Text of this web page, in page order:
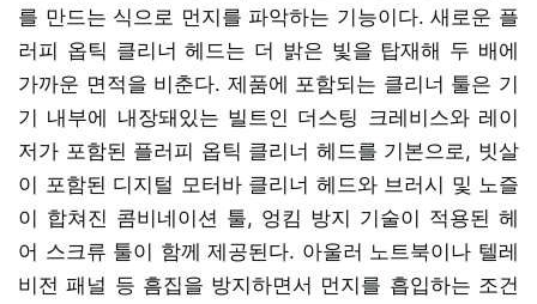
를 만드는 식으로 먼지를 파악하는 기능이다. 새로운 플
러피 옵틱 클리너 헤드는 더 밝은 빛을 탑재해 두 배에
가까운 면적을 비춘다. 제품에 포함되는 클리너 툴은 기
기 내부에 내장돼있는 빌트인 더스팅 크레비스와 레이
저가 포함된 플러피 옵틱 클리너 헤드를 기본으로, 빗살
이 포함된 디지털 모터바 클리너 헤드와 브러시 및 노즐
이 합쳐진 콤비네이션 툴, 엉킴 방지 기술이 적용된 헤
어 스크류 툴이 함께 제공된다. 아울러 노트북이나 텔레
비전 패널 등 흠집을 방지하면서 먼지를 흡입하는 조건